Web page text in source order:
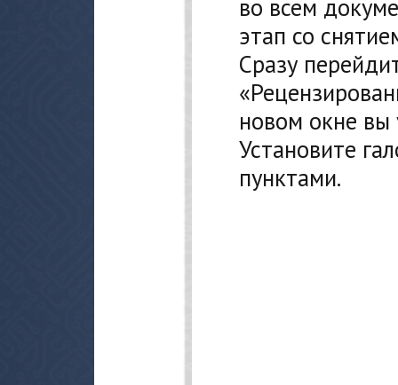
во всем
этап со
Сразу
новом окне вы
Установите
пунктами.